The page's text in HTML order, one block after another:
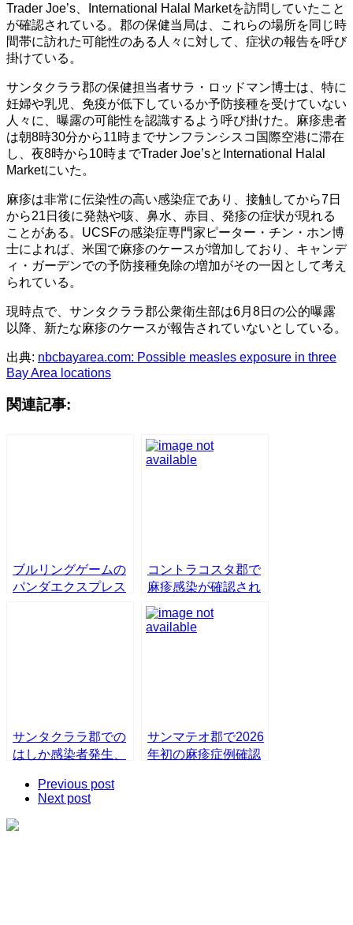
Trader Joe’s、International Halal Marketを訪問していたこと
が確認されている。郡の保健当局は、これらの場所を同じ時
間帯に訪れた可能性のある人々に対して、症状の報告を呼び
掛けている。
サンタクララ郡の保健担当者サラ・ロッドマン博士は、特に
妊婦や乳児、免疫が低下しているか予防接種を受けていない
人々に、曝露の可能性を認識するよう呼び掛けた。麻疹患者
は朝8時30分から11時までサンフランシスコ国際空港に滞在
し、夜8時から10時までTrader Joe’sとInternational Halal
Marketにいた。
麻疹は非常に伝染性の高い感染症であり、接触してから7日
から21日後に発熱や咳、鼻水、赤目、発疹の症状が現れる
ことがある。UCSFの感染症専門家ピーター・チン・ホン博
士によれば、米国で麻疹のケースが増加しており、キャンデ
ィ・ガーデンでの予防接種免除の増加がその一因として考え
られている。
現時点で、サンタクララ郡公衆衛生部は6月8日の公的曝露
以降、新たな麻疹のケースが報告されていないとしている。
出典: nbcbayarea.com: Possible measles exposure in three
Bay Area locations
関連記事:
ブルリングゲームの
パンダエクスプレス
コントラコスタ郡で
麻疹感染が確認され
る
サンタクララ郡での
はしか感染者発生、
サンマテオ郡で2026
年初の麻疹症例確認
Previous post
Next post